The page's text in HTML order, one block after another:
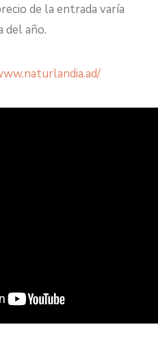
de la entrada varía
del año.